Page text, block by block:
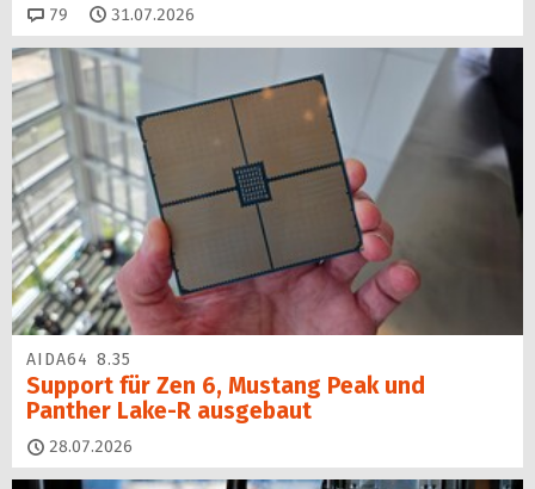
79 Kommentare
31.07.2026
AIDA64 8.35
Support für Zen 6, Mustang Peak und
Panther Lake-R ausgebaut
28.07.2026